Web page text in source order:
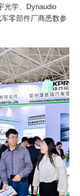
光学、Dynaudio
零部件厂商悉数参